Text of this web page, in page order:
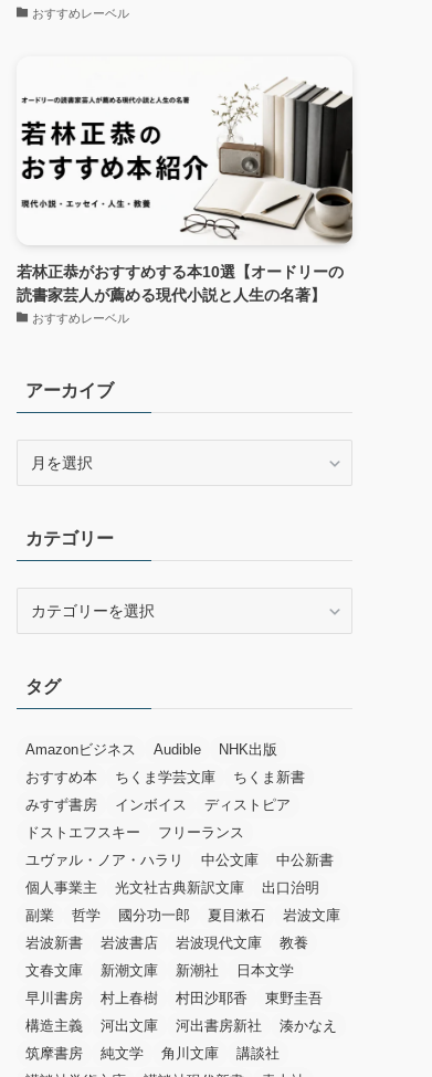
おすすめレーベル
若林正恭がおすすめする本10選【オードリーの
読書家芸人が薦める現代小説と人生の名著】
おすすめレーベル
アーカイブ
ブカテゴリー
ータグ
Amazonビジネス Audible
NHK出版
おすすめ本
ちくま学芸文庫
ちくま新書
みすず書房
インボイス
ディストピア
ドストエフスキー
フリーランス
ユヴァル・ノア・ハラリ
中公文庫
中公新書
個人事業主
光文社古典新訳文庫
出口治明
副業
哲学 國分功一郎 夏目漱石
岩波文庫
岩波新書
岩波書店 岩波現代文庫
教養
文春文庫
新潮文庫 新潮社
日本文学
早川書房
村上春樹 村田沙耶香
東野圭吾
構造主義
河出文庫 河出書房新社
湊かなえ
筑摩書房
純文学 角川文庫
講談社